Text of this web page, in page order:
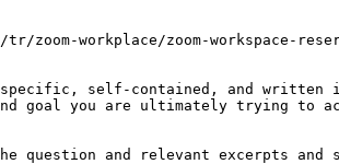
workplace/zoom-workspace-
self-contained, and written
goal you are ultimately trying to
and relevant excerpts and